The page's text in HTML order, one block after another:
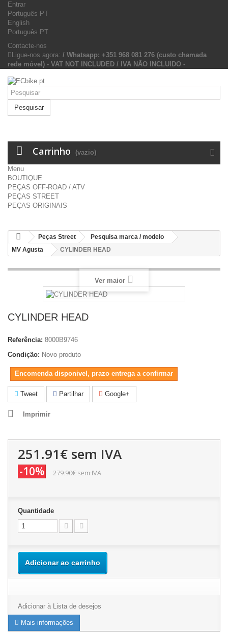
Entrar
Português PT
English
Português PT
Contacte-nos
Ligue-nos agora: / Whatsapp: +351 968 081 276 (custo chamada
rede móvel) - VAT NOT INCLUDED / IVA NÃO INCLUIDO -
Pesquisar
Carrinho (vazio)
Menu
BOUTIQUE
PEÇAS OFF-ROAD / ATV
PEÇAS STREET
PEÇAS ORIGINAIS
Peças Street
Pesquisa marca / modelo
MV Agusta
CYLINDER HEAD
Ver maior
CYLINDER HEAD
Referência: 8000B9746
Condição: Novo produto
Encomenda disponivel, prazo entrega a confirmar
Tweet Partilhar Google+
Imprimir
251.91€ sem IVA
-10% 279.90€sem IVA
Quantidade
Adicionar ao carrinho
Adicionar à Lista de desejos
Mais informações